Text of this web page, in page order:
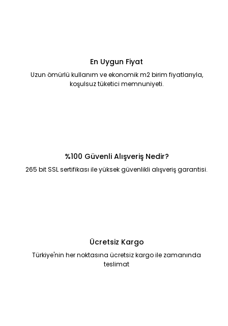
En Uygun Fiyat
Uzun ömürlü kullanım ve ekonomik m2 birim fiyatlarıyla,
koşulsuz tüketici memnuniyeti.
%100 Güvenli Alışveriş Nedir?
265 bit SSL sertifikası ile yüksek güvenlikli alışveriş garantisi.
Ücretsiz Kargo
Türkiye'nin her noktasına ücretsiz kargo ile zamanında
teslimat